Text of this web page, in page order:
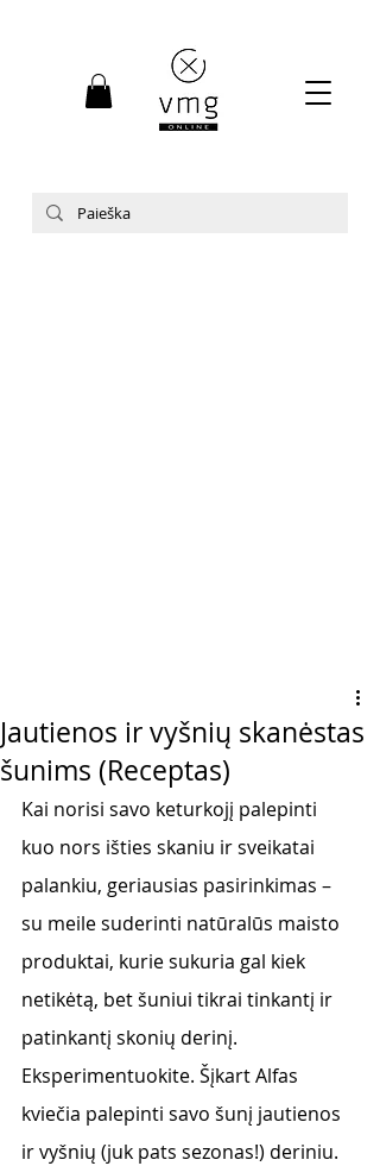
Jautienos ir vyšnių skanėstas
šunims (Receptas)
Kai norisi savo keturkojį palepinti
kuo nors išties skaniu ir sveikatai
palankiu, geriausias pasirinkimas –
su meile suderinti natūralūs maisto
produktai, kurie sukuria gal kiek
netikėtą, bet šuniui tikrai tinkantį ir
patinkantį skonių derinį.
Eksperimentuokite. Šįkart Alfas
kviečia palepinti savo šunį jautienos
ir vyšnių (juk pats sezonas!) deriniu.